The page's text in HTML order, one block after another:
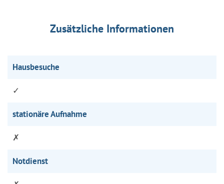
Zusätzliche Informationen
Hausbesuche
✓
stationäre Aufnahme
✗
Notdienst